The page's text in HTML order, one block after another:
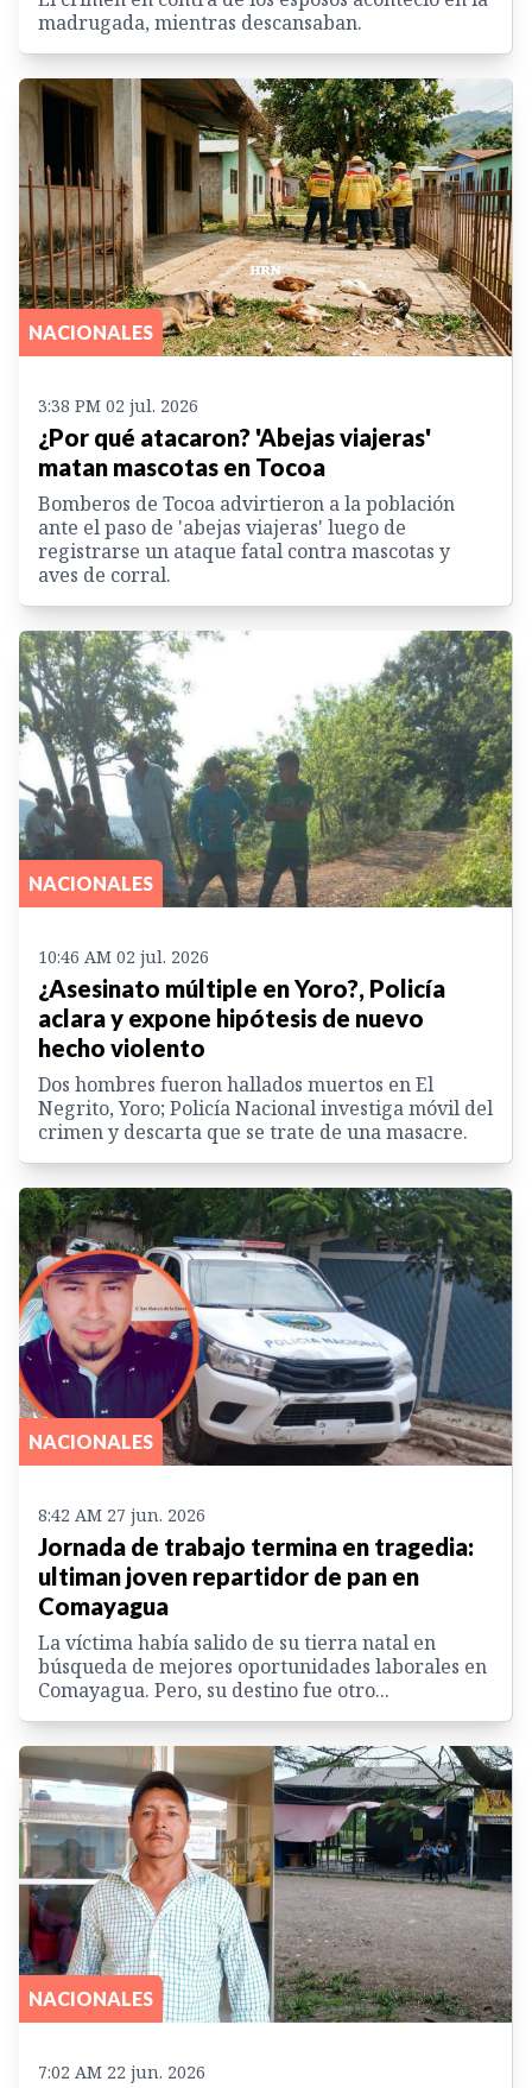
madrugada, mientras descansaban.
NACIONALES
3:38 PM 02 jul. 2026
¿Por qué atacaron? 'Abejas viajeras'
matan mascotas en Tocoa
Bomberos de Tocoa advirtieron a la población
ante el paso de 'abejas viajeras' luego de
registrarse un ataque fatal contra mascotas y
aves de corral.
NACIONALES
10:46 AM 02 jul. 2026
¿Asesinato múltiple en Yoro?, Policía
aclara y expone hipótesis de nuevo
hecho violento
Dos hombres fueron hallados muertos en El
Negrito, Yoro; Policía Nacional investiga móvil del
crimen y descarta que se trate de una masacre.
NACIONALES
8:42 AM 27 jun. 2026
Jornada de trabajo termina en tragedia:
ultiman joven repartidor de pan en
Comayagua
La víctima había salido de su tierra natal en
búsqueda de mejores oportunidades laborales en
Comayagua. Pero, su destino fue otro...
NACIONALES
7:02 AM 22 jun. 2026